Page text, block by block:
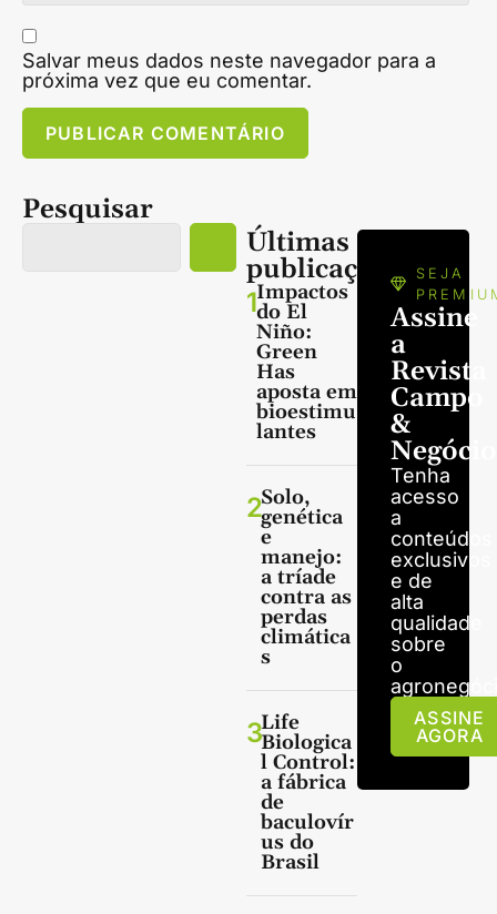
Salvar meus dados neste navegador para a
próxima vez que eu comentar.
Pesquisar
Últimas
publicações
1Impactos
do El
Niño:
Green
Has
aposta em
bioestimu
lantes
2Solo,
genética
e
manejo:
a tríade
contra as
perdas
climática
s
3Life
Biologica
l Control:
a fábrica
de
baculovír
us do
Brasil
SEJA
Assine
a
Revista
Campo
&
Tenha
acesso
a
conteúdos
exclusivos
e de
alta
qualidade
sobre
o
ASSINE
AGORA